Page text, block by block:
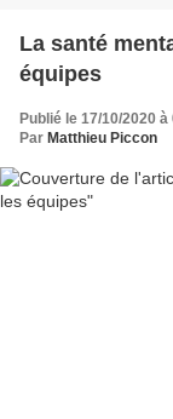
La santé
équipes
Publié le 17/10/2020 à
Par Matthieu Piccon